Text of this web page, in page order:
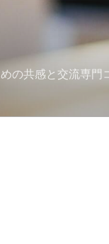
の共感と交流専門